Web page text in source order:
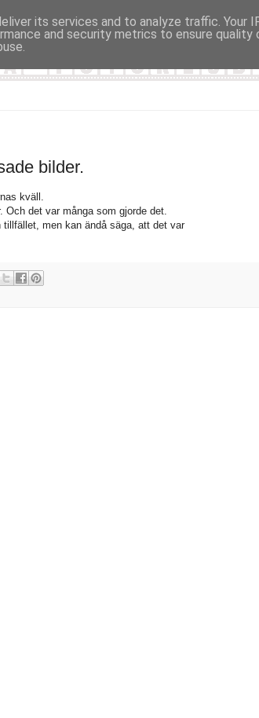
bilder.
kväll.
det var många som gjorde det.
men kan ändå säga, att det var
its services and to analyze traffic. Your
and security metrics to ensure quality